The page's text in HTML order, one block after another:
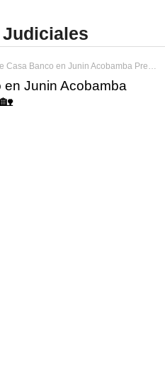
Judiciales
Banco en Junin Acobamba Precio Base S/ 222065
Junin Acobamba